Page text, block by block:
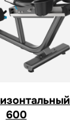
600